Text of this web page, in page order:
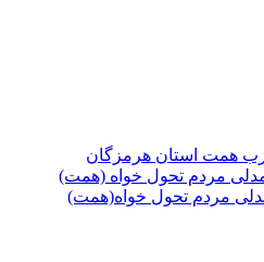
همت استان هرمزگان
مردم تحول خواه (همت)
مردم تحول خواه(همت)